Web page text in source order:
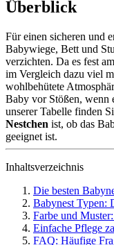
Überblick
Für einen sicheren und
Babywiege, Bett und
verzichten. Da es fest
im Vergleich dazu viel
wohlbehütete
Baby vor Stößen, wenn
unserer Tabelle finden
Nestchen ist, ob das
geeignet ist.
Inhaltsverzeichnis
Die besten
Babynest Typen:
Farbe und
Einfache Pflege
FAQ: Häufige